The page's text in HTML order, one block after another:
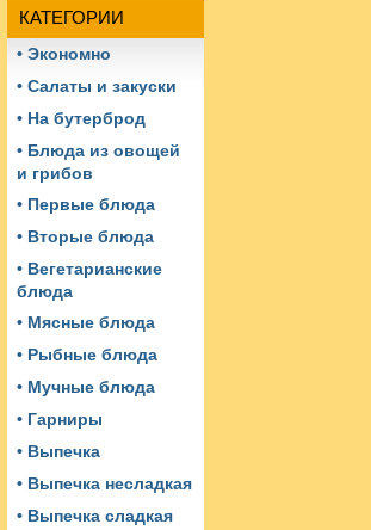
КАТЕГОРИИ
• Экономно
• Салаты и закуски
• На бутерброд
• Блюда из овощей
и грибов
• Первые блюда
• Вторые блюда
• Вегетарианские
блюда
• Мясные блюда
• Рыбные блюда
• Мучные блюда
• Гарниры
• Выпечка
• Выпечка несладкая
• Выпечка сладкая